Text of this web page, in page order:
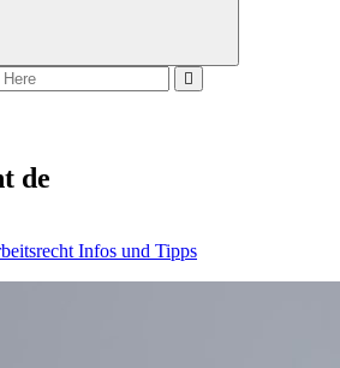
de
Infos und Tipps